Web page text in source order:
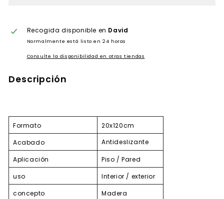
Recogida disponible en David
Normalmente está listo en 24 horas
Consulte la disponibilidad en otras tiendas
Descripción
Formato
20x120cm
Acabado
Antideslizante
Aplicación
Piso / Pared
uso
Interior / exterior
concepto
Madera